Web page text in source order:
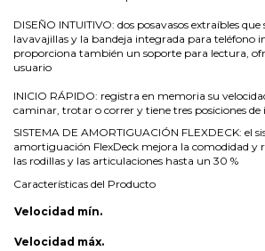
DISEÑO INTUITIVO: dos posavasos extraíbles
lavavajillas y la bandeja integrada para teléfono
proporciona también un soporte para lectura,
usuario
INICIO RÁPIDO: registra en memoria su
caminar, trotar o correr y tiene tres posiciones de
SISTEMA DE AMORTIGUACIÓN FLEXDECK: el
amortiguación FlexDeck mejora la comodidad y
las rodillas y las articulaciones hasta un 30 %
Características del Producto
Velocidad mín.
Velocidad máx.